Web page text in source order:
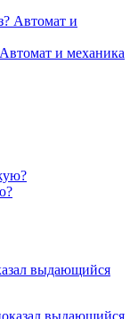
и механика
выдающийся